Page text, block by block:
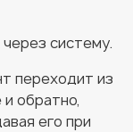
систему.
переходит из
обратно,
его при